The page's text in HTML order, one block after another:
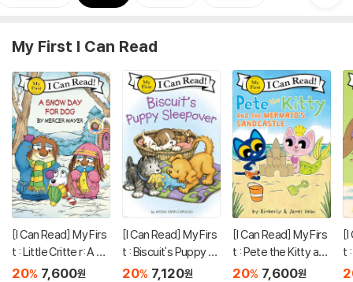
My First I Can Read
[I Can Read] My Firs
t : Little Critte r: A Sn
ow Day for Dog
20% 7,600원
[I Can Read] My Firs
t : Biscuit's Puppy Sl
eepover
20% 7,120원
[I Can Read] My Firs
t : Pete the Kitty and
the Mermaid's Sand
20% 7,600원
[I
t